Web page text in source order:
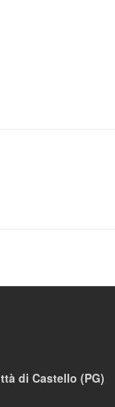
di Castello (PG)